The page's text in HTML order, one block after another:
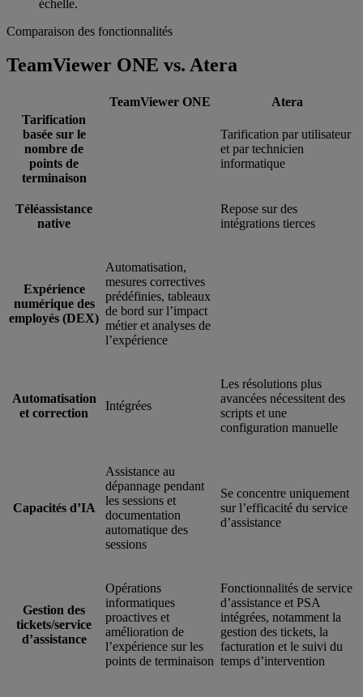
échelle.
Comparaison des fonctionnalités
TeamViewer ONE vs. Atera
TeamViewer ONE
Atera
Tarification
basée sur le
nombre de
points de
terminaison
Tarification par utilisateur
et par technicien
informatique
Téléassistance
native
Repose sur des
intégrations tierces
Expérience
numérique des
employés (DEX)
Automatisation,
mesures correctives
prédéfinies, tableaux
de bord sur l’impact
métier et analyses de
l’expérience
Automatisation
et correction
Intégrées
Les résolutions plus
avancées nécessitent des
scripts et une
configuration manuelle
Capacités d’IA
Assistance au
dépannage pendant
les sessions et
documentation
automatique des
sessions
Se concentre uniquement
sur l’efficacité du service
d’assistance
Gestion des
tickets/service
d’assistance
Opérations
informatiques
proactives et
amélioration de
l’expérience sur les
points de terminaison
Fonctionnalités de service
d’assistance et PSA
intégrées, notamment la
gestion des tickets, la
facturation et le suivi du
temps d’intervention